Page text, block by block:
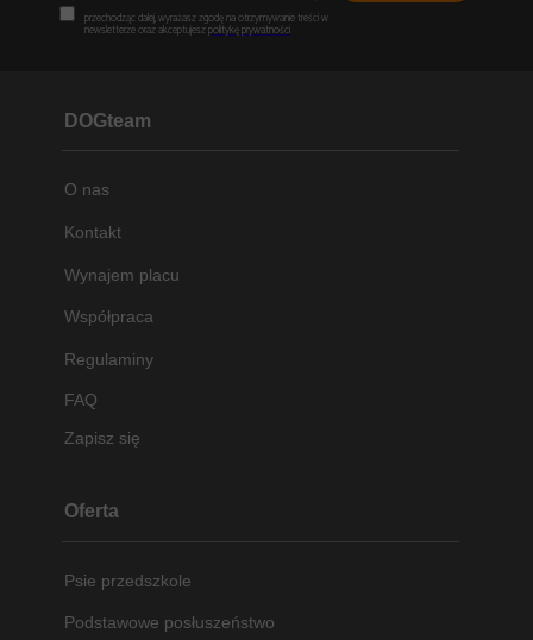
przechodząc dalej, wyrażasz zgodę na otrzymywanie treści w
newsletterze oraz akceptujeszpolitykę prywatności
Podstawowe posłuszeństwo
Psie przedszkole
Regulaminy
Wynajem placu
Kontakt
O nas
Oferta
DOGteam
Współpraca
FAQ
Zapisz się